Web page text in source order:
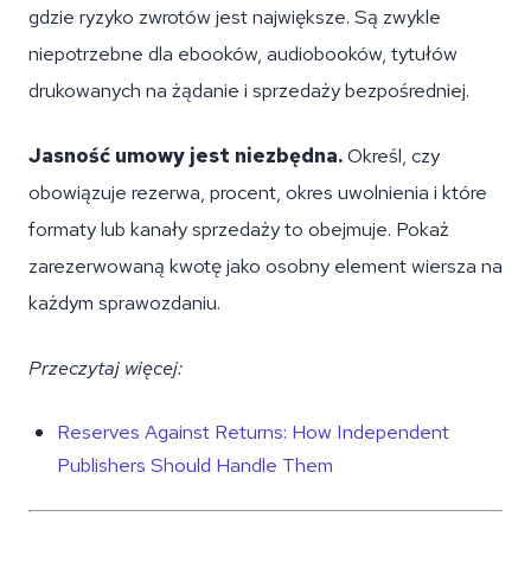
gdzie ryzyko zwrotów jest największe. Są zwykle
niepotrzebne dla ebooków, audiobooków, tytułów
drukowanych na żądanie i sprzedaży bezpośredniej.
Jasność umowy jest niezbędna.Określ, czy
obowiązuje rezerwa, procent, okres uwolnienia i które
formaty lub kanały sprzedaży to obejmuje. Pokaż
zarezerwowaną kwotę jako osobny element wiersza na
każdym sprawozdaniu.
Przeczytaj więcej:
Reserves Against Returns: How Independent
Publishers Should Handle Them